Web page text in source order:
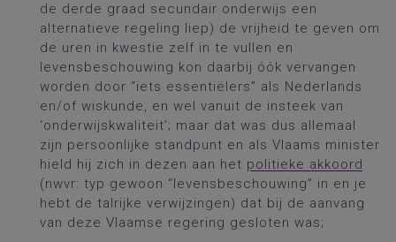
de derde graad secundair onderwijs een
alternatieve regeling liep) de vrijheid te geven om
de uren in kwestie zelf in te vullen en
levensbeschouwing kon daarbij óók vervangen
worden door “iets essentiëlers” als Nederlands
en/of wiskunde, en wel vanuit de insteek van
‘onderwijskwaliteit’; maar dat was dus allemaal
zijn persoonlijke standpunt en als Vlaams minister
hield hij zich in dezen aan het politieke akkoord
(nwvr: typ gewoon “levensbeschouwing” in en je
hebt de talrijke verwijzingen) dat bij de aanvang
van deze Vlaamse regering gesloten was;